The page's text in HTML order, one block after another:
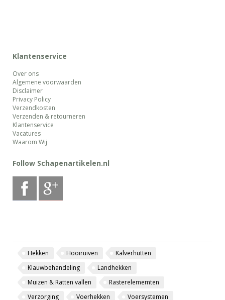
Klantenservice
Over ons
Algemene voorwaarden
Disclaimer
Privacy Policy
Verzendkosten
Verzenden & retourneren
Klantenservice
Vacatures
Waarom Wij
Follow Schapenartikelen.nl
Hekken Hooiruiven
Kalverhutten
Klauwbehandeling
Landhekken
Muizen & Ratten vallen
Rasterelememten
Verzorging
Voerhekken Voersystemen